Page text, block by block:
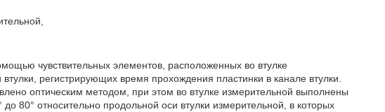
чувствительных элементов, расположенных во втулке
регистрирующих время прохождения пластинки в канале втулки.
оптическим методом, при этом во втулке измерительной выполнены
80° относительно продольной оси втулки измерительной, в которых